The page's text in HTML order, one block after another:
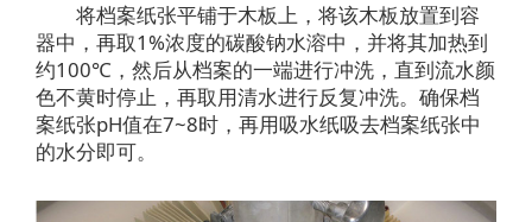
将档案纸张平铺于木板上，将该木板放置到容
器中，再取1%浓度的碳酸钠水溶中，并将其加热到
约100℃，然后从档案的一端进行冲洗，直到流水颜
色不黄时停止，再取用清水进行反复冲洗。确保档
案纸张pH值在7~8时，再用吸水纸吸去档案纸张中
的水分即可。